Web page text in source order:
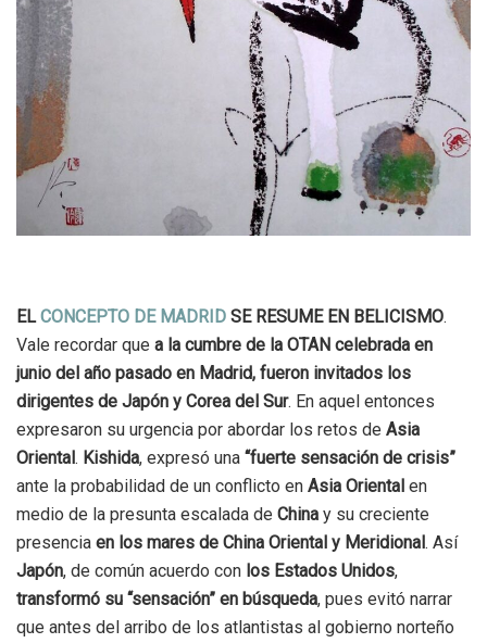
ELCONCEPTO DE MADRID SE RESUME EN BELICISMO.
Vale recordar que a la cumbre de la OTAN celebrada en
junio del año pasado en Madrid, fueron invitados los
dirigentes de Japón y Corea del Sur. En aquel entonces
expresaron su urgencia por abordar los retos de Asia
Oriental. Kishida, expresó una “fuerte sensación de crisis”
ante la probabilidad de un conflicto en Asia Oriental en
medio de la presunta escalada de China y su creciente
presencia en los mares de China Oriental y Meridional. Así
Japón, de común acuerdo con los Estados Unidos,
transformó su “sensación” en búsqueda, pues evitó narrar
que antes del arribo de los atlantistas al gobierno norteño